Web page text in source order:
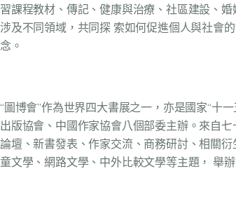
習課程教材、傳記、健康與治療、社區建設、
涉及不同領域，共同探 索如何促進個人與社會
念。
“圖博會”作為世界四大書展之一，亦是國家“十
出版協會、中國作家協會八個部委主辦。來自
論壇、新書發表、作家交流、商務研討、相關
童文學、網路文學、中外比較文學等主題， 舉